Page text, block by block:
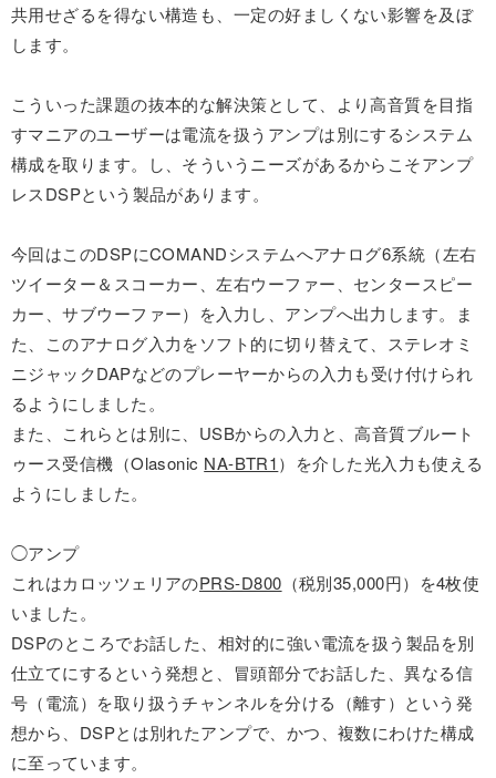
共用せざるを得ない構造も、一定の好ましくない影響を及ぼ
します。
こういった課題の抜本的な解決策として、より高音質を目指
すマニアのユーザーは電流を扱うアンプは別にするシステム
構成を取ります。し、そういうニーズがあるからこそアンプ
レスDSPという製品があります。
今回はこのDSPにCOMANDシステムへアナログ6系統（左右
ツイーター＆スコーカー、左右ウーファー、センタースピー
カー、サブウーファー）を入力し、アンプへ出力します。ま
た、このアナログ入力をソフト的に切り替えて、ステレオミ
ニジャックDAPなどのプレーヤーからの入力も受け付けられ
るようにしました。
また、これらとは別に、USBからの入力と、高音質ブルート
ゥース受信機（Olasonic NA-BTR1）を介した光入力も使える
ようにしました。
◯アンプ
これはカロッツェリアのPRS-D800 （税別35,000円）を4枚使
いました。
DSPのところでお話した、相対的に強い電流を扱う製品を別
仕立てにするという発想と、冒頭部分でお話した、異なる信
号（電流）を取り扱うチャンネルを分ける（離す）という発
想から、DSPとは別れたアンプで、かつ、複数にわけた構成
に至っています。